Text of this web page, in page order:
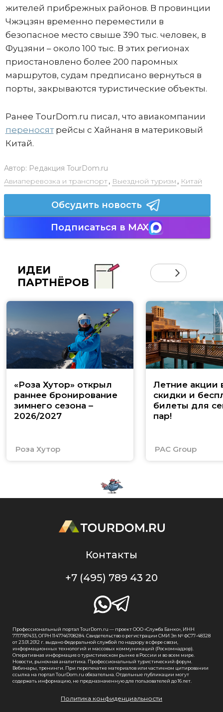
жителей прибрежных районов. В провинции
Чжэцзян временно переместили в
безопасное место свыше 390 тыс. человек, в
Фуцзяни – около 100 тыс. В этих регионах
приостановлено более 200 паромных
маршрутов, судам предписано вернуться в
порты, закрываются туристические объекты.
Ранее TourDom.ru писал, что авиакомпании
переносятрейсы с Хайнаня в материковый
Китай.
Автор: Редакция TourDom.ru
Авиаперевозка и транспорт, Выездной туризм , Китай
Обсудить новость
Подписаться в MAX
ИДЕИ
ПАРТНЁРОВ
«Роза Хутор» открыл
раннее бронирование
зимнего сезона –
2026/2027
Роза Хутор
Летние акции
скидки и
билеты для
пар!
PAC Group
Контакты
+7 (495) 789 43 20
Профессиональный портал TourDom.ru — проект ООО «Служба Банко», ИНН
7717787433, ОГРН 1147746708284. Свидетельство о регистрации СМИ Эл № ФС77-48328
от 23.01.2012 г. выдано Федеральной службой по надзору в сфере связи,
информационных технологий и массовых коммуникаций (Роскомнадзор).
Оперативная информация о туристическом рынке в России и во всем мире.
Новости, рыночная аналитика. Профессиональный туристический форум.
Вебинары, тренинги. При перепечатке материалов или частичном цитировании
ссылка на портал TourDom.ru обязательна. Отдельные публикации могут
содержать информацию, не предназначенную для пользователей до 16 лет.
Политика конфиденциальности